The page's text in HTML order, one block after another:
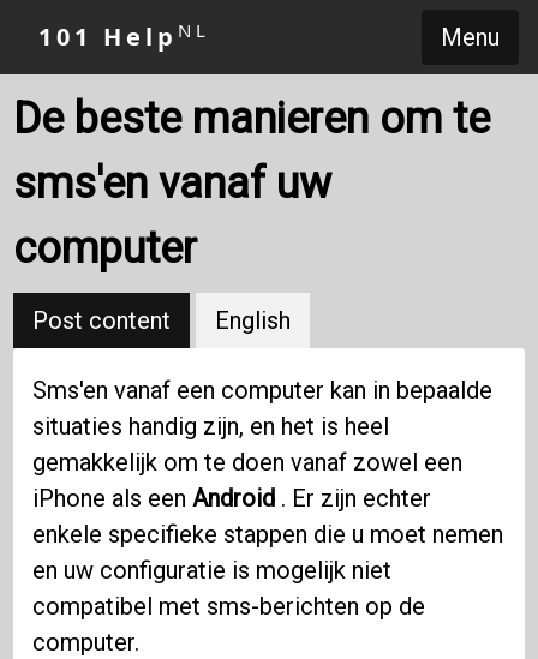
Menu
101 Help NL
De beste manieren om te
sms'en vanaf uw
computer
Post content English
Sms'en vanaf een computer kan in bepaalde
situaties handig zijn, en het is heel
gemakkelijk om te doen vanaf zowel een
iPhone als eenAndroid . Er zijn echter
enkele specifieke stappen die u moet nemen
en uw configuratie is mogelijk niet
compatibel met sms-berichten op de
computer.